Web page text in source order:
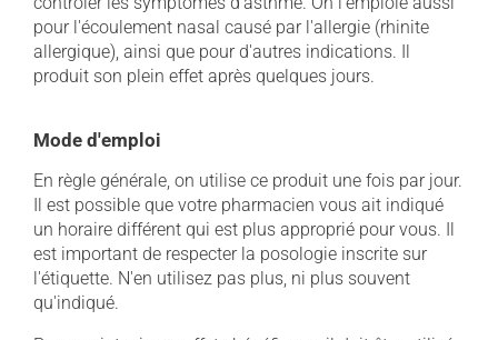
pour l'écoulement nasal causé par l'allergie (rhinite
allergique), ainsi que pour d'autres indications. Il
produit son plein effet après quelques jours.
Mode d'emploi
En règle générale, on utilise ce produit une fois par jour.
Il est possible que votre pharmacien vous ait indiqué
un horaire différent qui est plus approprié pour vous. Il
est important de respecter la posologie inscrite sur
l'étiquette. N'en utilisez pas plus, ni plus souvent
qu'indiqué.